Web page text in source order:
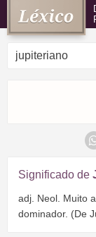
Significado de
adj. Neol. Muito
dominador. (De